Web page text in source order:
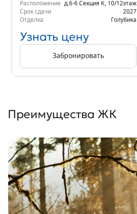
Расположение д.6-6 Секция К 10/12этаж
Срок сдачи
2027
Отделка
Голубика
Узнать цену
Забронировать
Преимущества ЖК